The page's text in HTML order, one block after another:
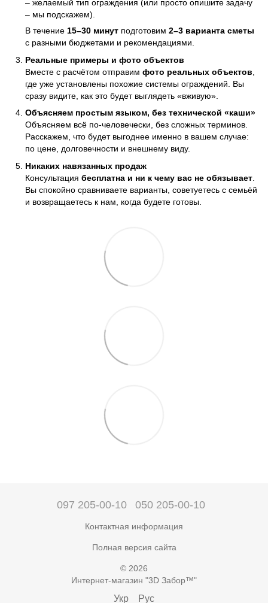
– желаемый тип ограждения (или просто опишите задачу
– мы подскажем).
В течение 15–30 минут подготовим 2–3 варианта сметы
с разными бюджетами и рекомендациями.
Реальные примеры и фото объектов
Вместе с расчётом отправим фото реальных объектов
где уже установлены похожие системы ограждений. Вы
сразу видите, как это будет выглядеть «вживую».
Объясняем простым языком, без технической «каши»
Объясняем всё по-человечески, без сложных терминов.
Расскажем, что будет выгоднее именно в вашем случае:
по цене, долговечности и внешнему виду.
Никаких навязанных продаж
Консультация бесплатна и ни к чему вас не обязывает
Вы спокойно сравниваете варианты, советуетесь с семьёй
и возвращаетесь к нам, когда будете готовы.
097 205-00-10 050 205-00-10
Контактная информация
Полная версия сайта
© 2026
Интернет-магазин "3D Забор™"
Укр Рус